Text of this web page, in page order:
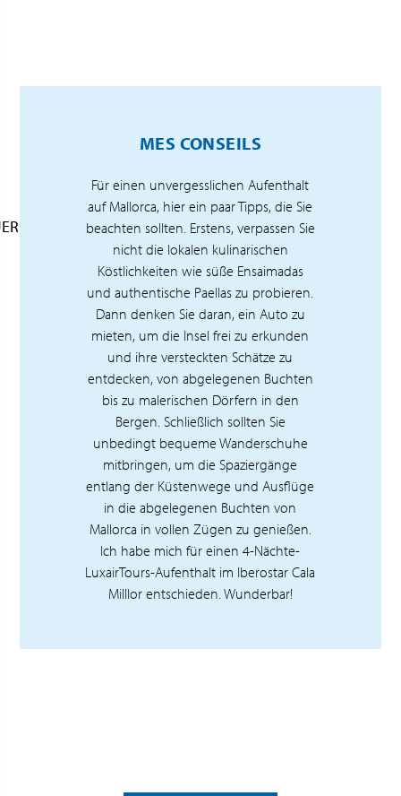
MES CONSEILS
Für einen unvergesslichen Aufenthalt
auf Mallorca, hier ein paar Tipps, die Sie
beachten sollten. Erstens, verpassen Sie
nicht die lokalen kulinarischen
Köstlichkeiten wie süße Ensaimadas
und authentische Paellas zu probieren.
Dann denken Sie daran, ein Auto zu
mieten, um die Insel frei zu erkunden
und ihre versteckten Schätze zu
entdecken, von abgelegenen Buchten
bis zu malerischen Dörfern in den
Bergen. Schließlich sollten Sie
unbedingt bequeme Wanderschuhe
mitbringen, um die Spaziergänge
entlang der Küstenwege und Ausflüge
in die abgelegenen Buchten von
Mallorca in vollen Zügen zu genießen.
Ich habe mich für einen 4-Nächte-
LuxairTours-Aufenthalt im Iberostar Cala
Milllor entschieden. Wunderbar!